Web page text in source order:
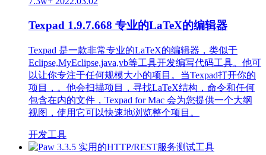
Texpad 1.9.7.668 专业的LaTeX的编辑器
Texpad 是一款非常专业的LaTeX的编辑器，类似于
Eclipse,MyEclipse,java,vb等工具开发编写代码工具。他可
以让你专注于任何规模大小的项目。当Texpad打开你的
项目，。他会扫描项目，寻找LaTeX结构，命令和任何
包含在内的文件，Texpad for Mac 会为您提供一个大纲
视图，使用它可以快速地浏览整个项目。
开发工具